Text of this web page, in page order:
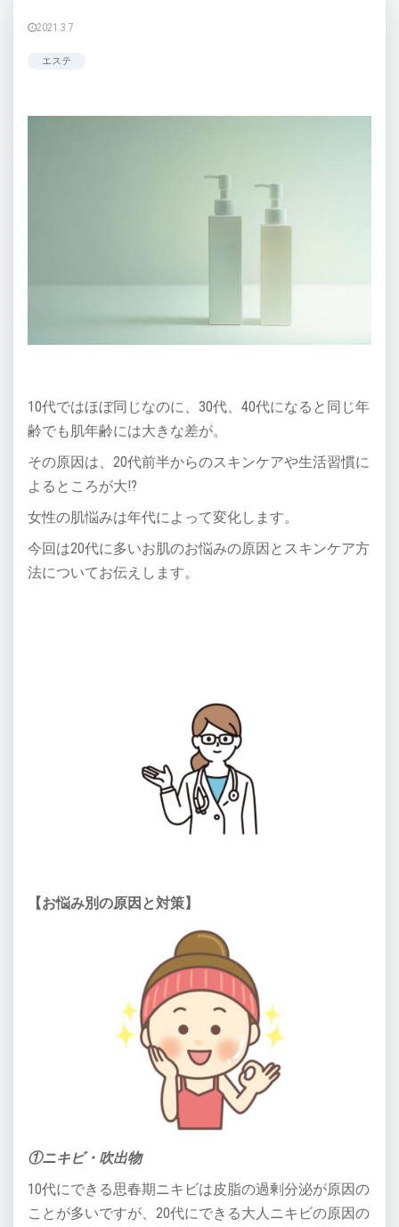
2021.3.7
エステ
10代ではほぼ同じなのに、30代、40代になると同じ年
齢でも肌年齢には大きな差が。
その原因は、20代前半からのスキンケアや生活習慣に
よるところが大!?
女性の肌悩みは年代によって変化します。
今回は20代に多いお肌のお悩みの原因とスキンケア方
法についてお伝えします。
【お悩み別の原因と対策】
①ニキビ・吹出物
10代にできる思春期ニキビは皮脂の過剰分泌が原因の
ことが多いですが、20代にできる大人ニキビの原因の